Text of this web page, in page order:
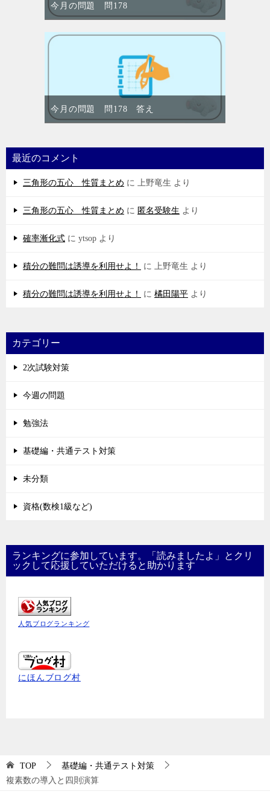
今月の問題 問178
今月の問題 問178 答え
最近のコメント
三角形の五心 性質まとめ に 上野竜生 より
三角形の五心 性質まとめ に 匿名受験生 より
確率漸化式 に ytsop より
積分の難問は誘導を利用せよ！ に 上野竜生 より
積分の難問は誘導を利用せよ！ に 橘田陽平 より
カテゴリー
2次試験対策
今週の問題
勉強法
基礎編・共通テスト対策
未分類
資格(数検1級など)
ランキングに参加しています。「読みましたよ」とクリ
ックして応援していただけると助かります
人気ブログランキング
にほんブログ村
TOP
基礎編・共通テスト対策
複素数の導入と四則演算